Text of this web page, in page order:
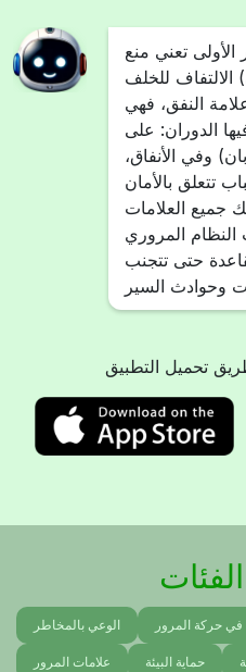
الأولى تعني منع
الالتفاف للخلف (حركة الدوران U-turn). أما
النفق، فهي
الدوران: على
وفي الأنفاق،
تتعلق بالأمان
جميع العلامات
النظام المروري
حتى تتجنب
تحميل التطبيق
الوعي بالمخاطر حركة المرور
علامات المرور حماية البيئة